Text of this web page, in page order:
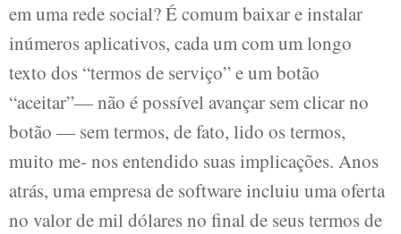
em uma rede social? É comum baixar e instalar
inúmeros aplicativos, cada um com um longo
texto dos “termos de serviço” e um botão
“aceitar”— não é possível avançar sem clicar no
botão — sem termos, de fato, lido os termos,
muito me- nos entendido suas implicações. Anos
atrás, uma empresa de software incluiu uma oferta
no valor de mil dólares no final de seus termos de